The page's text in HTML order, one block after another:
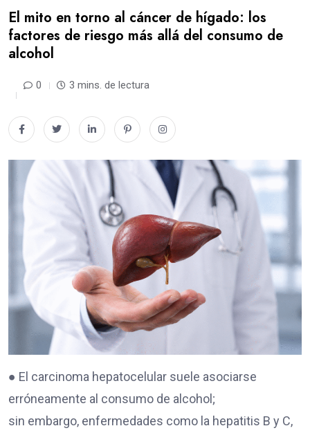
El mito en torno al cáncer de hígado: los
factores de riesgo más allá del consumo de
alcohol
0 3 mins. de lectura
● El carcinoma hepatocelular suele asociarse
erróneamente al consumo de alcohol;
sin embargo, enfermedades como la hepatitis B y C,